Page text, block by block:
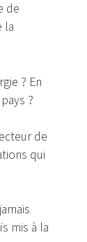
de
la
? En
?
de
qui
mis à la